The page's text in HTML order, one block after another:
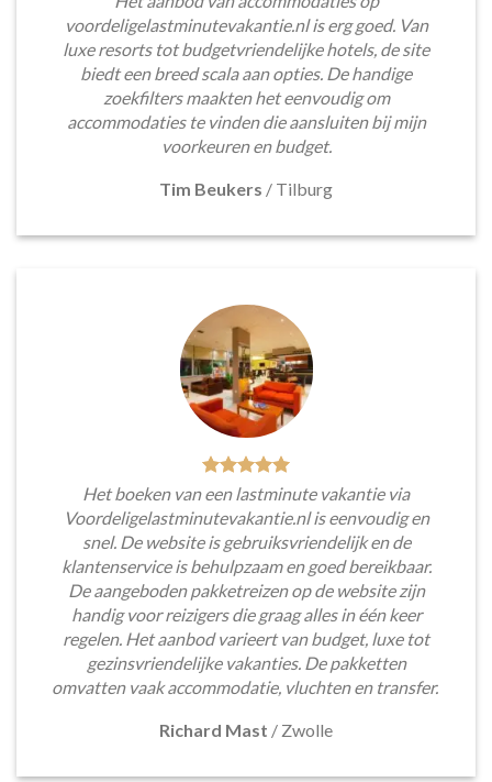
voordeligelastminutevakantie.nl is erg goed. Van
luxe resorts tot budgetvriendelijke hotels, de site
biedt een breed scala aan opties. De handige
zoekfilters maakten het eenvoudig om
accommodaties te vinden die aansluiten bij mijn
voorkeuren en budget.
Tim Beukers / Tilburg
Het boeken van een lastminute vakantie via
Voordeligelastminutevakantie.nl is eenvoudig en
snel. De website is gebruiksvriendelijk en de
klantenservice is behulpzaam en goed bereikbaar.
De aangeboden pakketreizen op de website zijn
handig voor reizigers die graag alles in één keer
regelen. Het aanbod varieert van budget, luxe tot
gezinsvriendelijke vakanties. De pakketten
omvatten vaak accommodatie, vluchten en transfer.
Richard Mast / Zwolle